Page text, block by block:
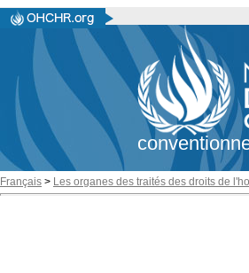
Français > Les organes des traités des droits de